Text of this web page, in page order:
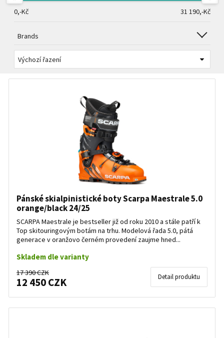
Lyžařské batohy a obaly
Doplňky a příslušenství
Outdoor lékárničky
0,-Kč 31 190,-Kč
Brands
Pánské skialpinistické boty Scarpa Maestrale 5.0
orange/black 24/25
SCARPA Maestrale je bestseller již od roku 2010 a stále patří k
Top skitouringovým botám na trhu. Modelová řada 5.0, pátá
generace v oranžovo černém provedení zaujme hned...
Skladem dle varianty
17 390 CZK
12 450 CZK Detail produktu